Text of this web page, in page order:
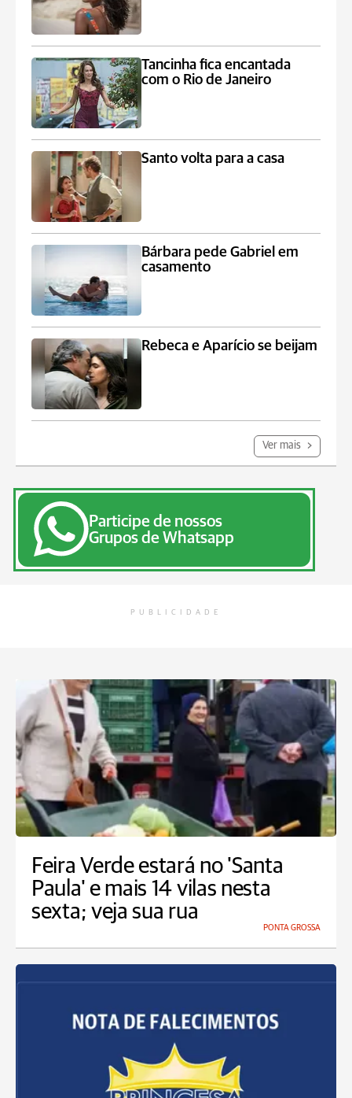
Tancinha fica encantada
com o Rio de Janeiro
Santo volta para a casa
Bárbara pede Gabriel em
casamento
Rebeca e Aparício se beijam
Ver mais
Participe de nossos
Grupos de Whatsapp
PUBLICIDADE
Feira Verde estará no 'Santa
Paula' e mais 14 vilas nesta
sexta; veja sua rua
PONTA GROSSA